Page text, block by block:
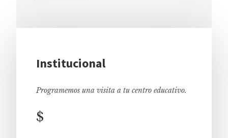
Institucional
Programemos una visita a tu centro educativo.
$